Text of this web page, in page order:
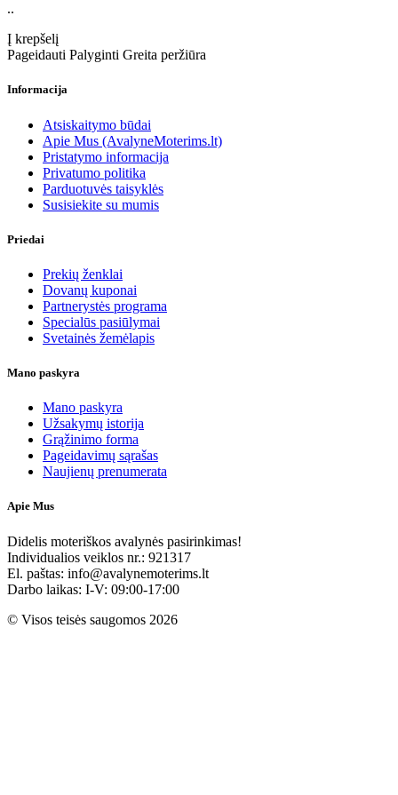
..
Į krepšelį
Pageidauti Palyginti Greita peržiūra
Informacija
Atsiskaitymo būdai
Apie Mus (AvalyneMoterims.lt)
Pristatymo informacija
Privatumo politika
Parduotuvės taisyklės
Susisiekite su mumis
Priedai
Prekių ženklai
Dovanų kuponai
Partnerystės programa
Specialūs pasiūlymai
Svetainės žemėlapis
Mano paskyra
Mano paskyra
Užsakymų istorija
Grąžinimo forma
Pageidavimų sąrašas
Naujienų prenumerata
Apie Mus
Didelis moteriškos avalynės pasirinkimas!
Individualios veiklos nr.: 921317
El. paštas: info@avalynemoterims.lt
Darbo laikas: I-V: 09:00-17:00
© Visos teisės saugomos 2026